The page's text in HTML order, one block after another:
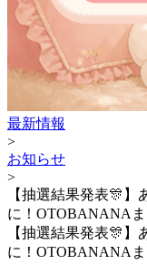
最新情報
>
お知らせ
>
【抽選結果発表🎊
に！OTOBANANAま
【抽選結果発表🎊
に！OTOBANANAま